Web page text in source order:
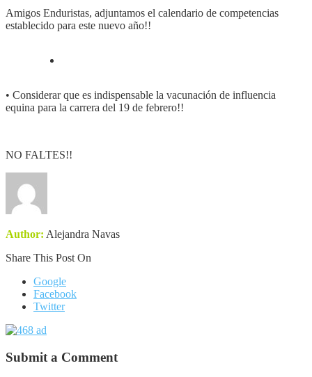
Amigos Enduristas, adjuntamos el calendario de competencias
establecido para este nuevo año!!
• Considerar que es indispensable la vacunación de influencia
equina para la carrera del 19 de febrero!!
NO FALTES!!
Author: Alejandra Navas
Share This Post On
Google
Facebook
Twitter
Submit a Comment